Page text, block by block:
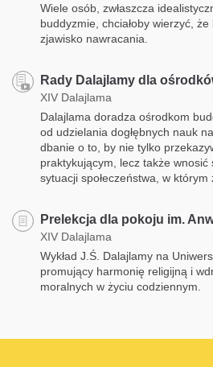
Wiele osób, zwłaszcza
buddyzmie, chciałoby wierzyć,
zjawisko nawracania.
Rady Dalajlamy dla
XIV Dalajlama
Dalajlama doradza ośrodkom
od udzielania dogłębnych nauk
dbanie o to, by nie tylko
praktykującym, lecz także wnosić
sytuacji społeczeństwa, w którym
Prelekcja dla pokoju im.
XIV Dalajlama
Wykład J.Ś. Dalajlamy na
promujący harmonię religijną i
moralnych w życiu codziennym.